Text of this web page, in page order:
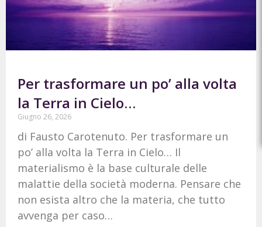
Per trasformare un po’ alla volta
la Terra in Cielo…
Giugno 26, 2026
di Fausto Carotenuto. Per trasformare un
po’ alla volta la Terra in Cielo… Il
materialismo è la base culturale delle
malattie della società moderna. Pensare che
non esista altro che la materia, che tutto
avvenga per caso…